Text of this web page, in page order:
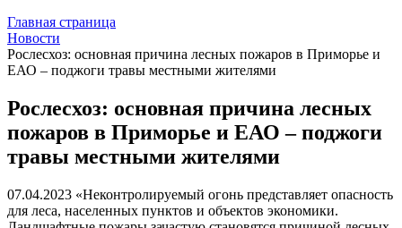
Главная страница
Новости
Рослесхоз: основная причина лесных пожаров в Приморье и
ЕАО – поджоги травы местными жителями
Рослесхоз: основная причина лесных
пожаров в Приморье и ЕАО – поджоги
травы местными жителями
07.04.2023 «Неконтролируемый огонь представляет опасность
для леса, населенных пунктов и объектов экономики.